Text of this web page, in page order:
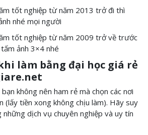
tốt nghiệp từ năm 2013 trở đi thì
nhé mọi người
tốt nghiệp từ năm 2009 trở về trước
ảnh 3×4 nhé
làm bằng đại học giá rẻ
không nên ham rẻ mà chọn các nơi
(lấy tiền xong không chịu làm). Hãy suy
những dịch vụ chuyên nghiệp và uy tín